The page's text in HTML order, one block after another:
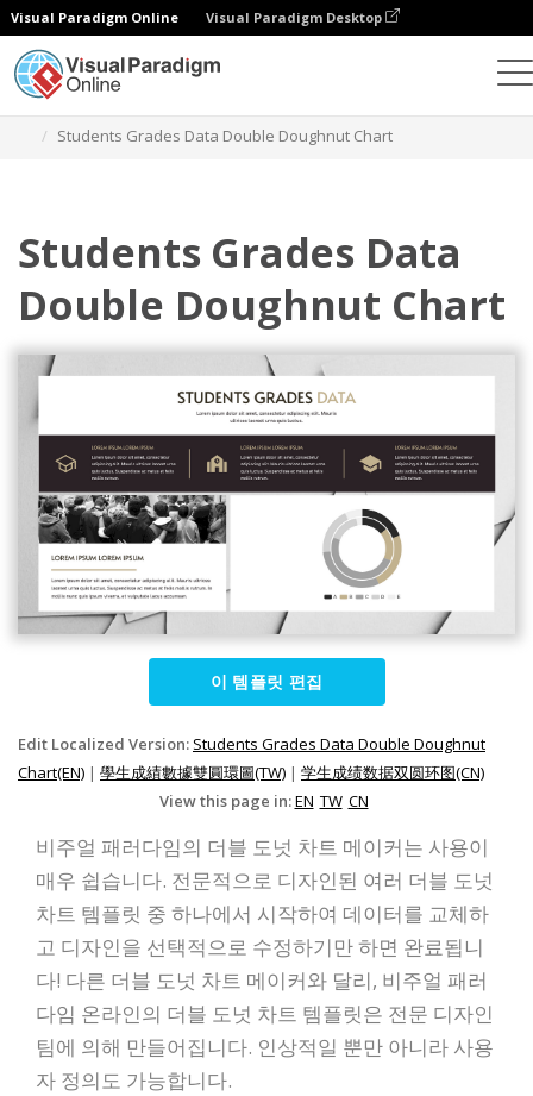
Visual Paradigm Online Visual Paradigm Desktop
Students Grades Data Double Doughnut Chart
Students Grades Data
Double Doughnut Chart
이 템플릿 편집
Edit Localized Version: Students Grades Data Double Doughnut
Chart(EN) | 學生成績數據雙圓環圖(TW) | 学生成绩数据双圆环图(CN)
View this page in:EN TW CN
비주얼 패러다임의 더블 도넛 차트 메이커는 사용이
매우 쉽습니다. 전문적으로 디자인된 여러 더블 도넛
차트 템플릿 중 하나에서 시작하여 데이터를 교체하
고 디자인을 선택적으로 수정하기만 하면 완료됩니
다! 다른 더블 도넛 차트 메이커와 달리, 비주얼 패러
다임 온라인의 더블 도넛 차트 템플릿은 전문 디자인
팀에 의해 만들어집니다. 인상적일 뿐만 아니라 사용
자 정의도 가능합니다.